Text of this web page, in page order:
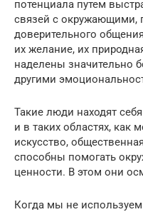
потенциала путем
связей с
доверительного
их желание, их
наделены значительно
другими
Такие люди находят
и в таких областях, как
искусство,
способны помогать
ценности. В этом они
Когда мы не